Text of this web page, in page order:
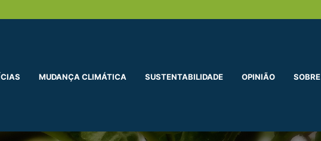
MUDANÇA CLIMÁTICA SUSTENTABILIDADE OPINIÃO SOBRE